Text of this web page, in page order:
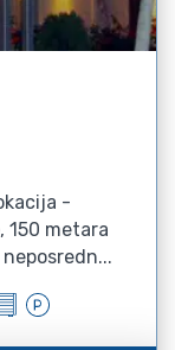
-
150 metara